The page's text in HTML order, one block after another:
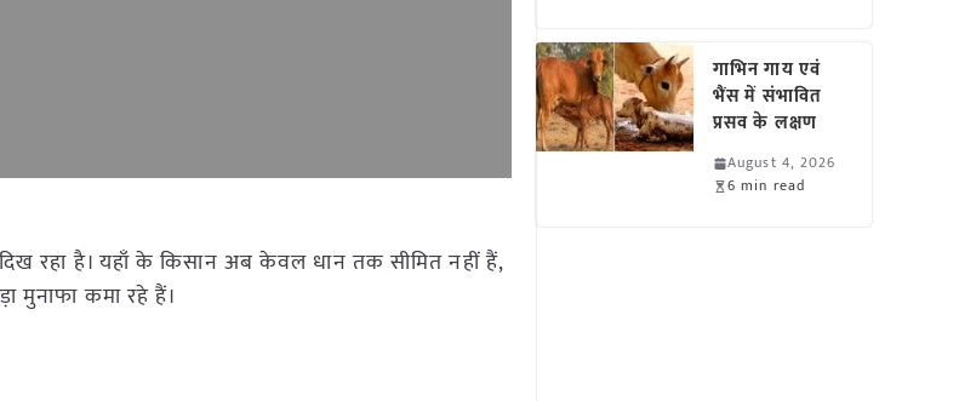
रहा है। यहाँ के किसान अब केवल धान तक सीमित नहीं हैं,
मुनाफा कमा रहे हैं।
गाभिन गाय एवं
भैंस में संभावित
प्रसव के लक्षण
August 4, 2026
6 min read